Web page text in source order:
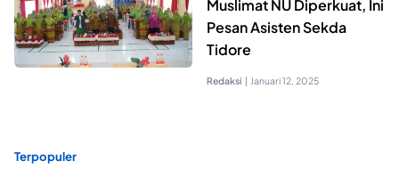
Muslimat NU Diperkuat, Ini
Pesan Asisten Sekda
Tidore
Redaksi | Januari 12, 2025
Terpopuler